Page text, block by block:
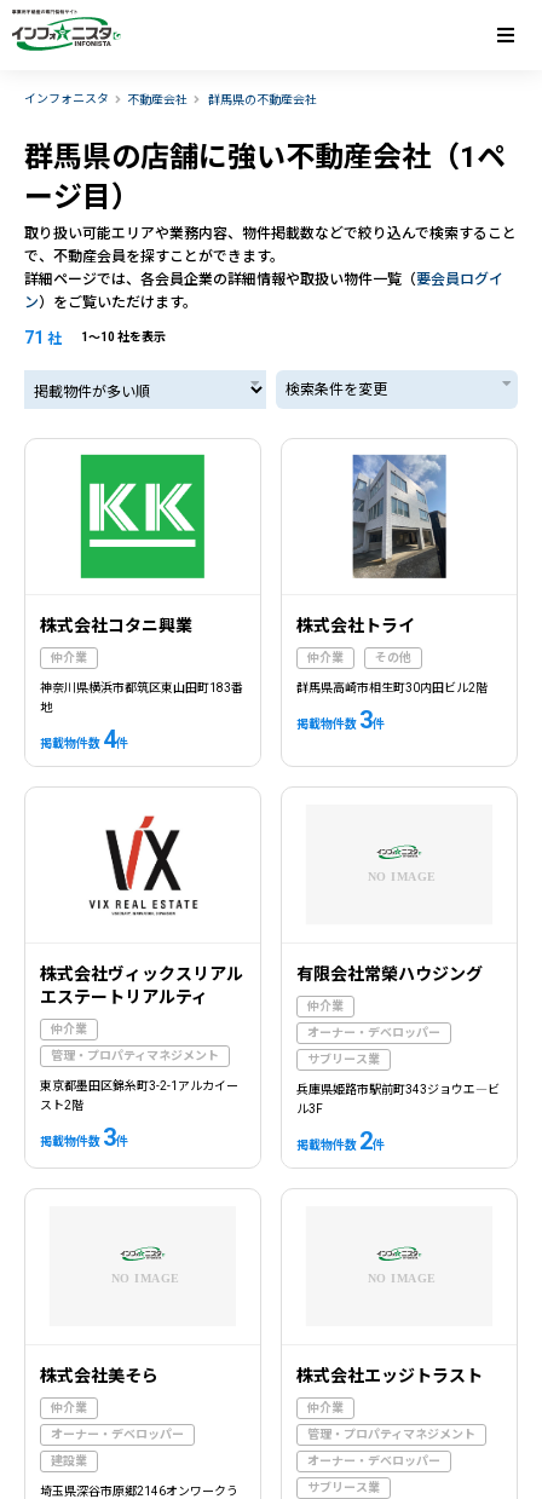
インフォニスタ 不動産会社 群馬県の不動産会社
群馬県の店舗に強い不動産会社（1ペ
ージ目）
取り扱い可能エリアや業務内容、物件掲載数などで絞り込んで検索すること
で、不動産会員を探すことができます。
詳細ページでは、各会員企業の詳細情報や取扱い物件一覧（要会員ログイ
ン）をご覧いただけます。
71 社 1〜10 社を表示
掲載物件が多い順 検索条件を変更
株式会社コタニ興業
仲介業
神奈川県横浜市都筑区東山田町183番
地
掲載物件数 4件
株式会社トライ
仲介業 その他
群馬県高崎市相生町30内田ビル2階
掲載物件数 3件
株式会社ヴィックスリアル
エステートリアルティ
仲介業
管理・プロパティマネジメント
東京都墨田区錦糸町3-2-1アルカイー
スト2階
掲載物件数 3件
有限会社常榮ハウジング
仲介業
オーナー・デベロッパー
サブリース業
兵庫県姫路市駅前町343ジョウエ―ビ
ル3F
掲載物件数 2件
株式会社美そら
仲介業
オーナー・デベロッパー
建設業
埼玉県深谷市原郷2146オンワークう
株式会社エッジトラスト
仲介業
管理・プロパティマネジメント
オーナー・デベロッパー
サブリース業